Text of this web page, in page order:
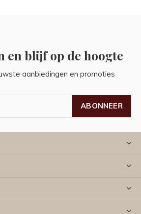
en blijf op de hoogte
aanbiedingen en promoties
ABONNEER